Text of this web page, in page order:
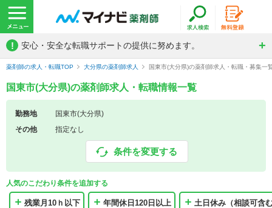
! 安心・安全な転職サポートの提供に努めます。
薬剤師の求人・転職TOP 大分県の薬剤師求人 国東市(大分県)の薬剤師求人・転職・募集一
国東市(大分県)の薬剤師求人・転職情報一覧
勤務地
国東市(大分県)
その他
指定なし
条件を変更する
人気のこだわり条件を追加する
残業月10ｈ以下 年間休日120日以上 土日休み（相談可含